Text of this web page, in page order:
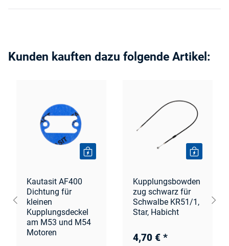
Kunden kauften dazu folgende Artikel:
Kautasit AF400
Dichtung für
kleinen
Kupplungsdeckel
am M53 und M54
Motoren
Kupplungsbowden
zug schwarz für
Schwalbe KR51/1,
Star, Habicht
4,70 € *